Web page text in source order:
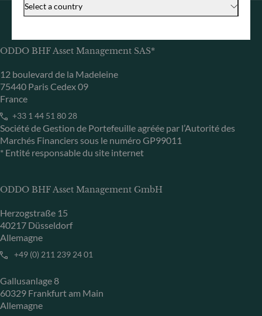
Select a country
ODDO BHF Asset Management SAS*
12 boulevard de la Madeleine
75440 Paris Cedex 09
France
+33 1 44 51 80 28
Société de Gestion de Portefeuille agréée par l’Autorité des
Marchés Financiers sous le numéro GP99011
* Entité responsable du site internet
ODDO BHF Asset Management GmbH
Herzogstraße 15
40217 Düsseldorf
Allemagne
+49 (0) 211 239 24 01
Gallusanlage 8
60329 Frankfurt am Main
Allemagne